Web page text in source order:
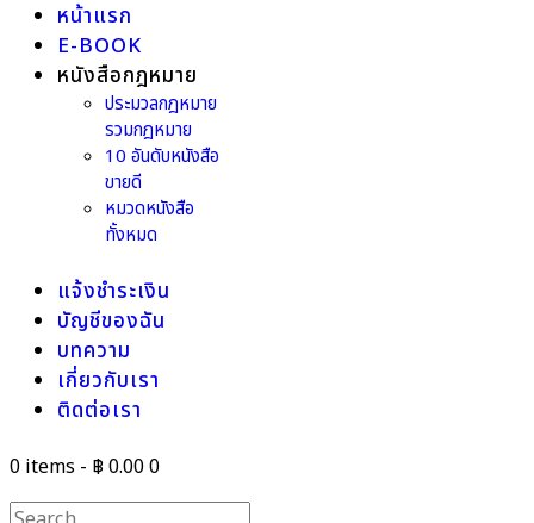
หน้าแรก
E-BOOK
หนังสือกฎหมาย
ประมวลกฎหมาย
รวมกฎหมาย
10 อันดับหนังสือ
ขายดี
หมวดหนังสือ
ทั้งหมด
แจ้งชำระเงิน
บัญชีของฉัน
บทความ
เกี่ยวกับเรา
ติดต่อเรา
0 items - ฿ 0.000